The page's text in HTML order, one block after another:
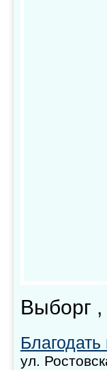
Выборг ,
ул.